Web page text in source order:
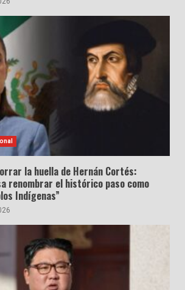
la huella de Hernán Cortés:
renombrar el histórico paso como
Indígenas”